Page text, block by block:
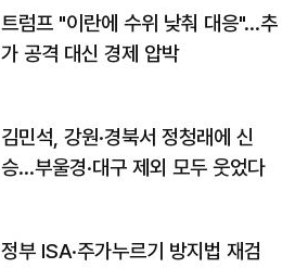
트럼프 "이란에 수위 낮춰 대응"…추
가 공격 대신 경제 압박
김민석, 강원·경북서 정청래에 신
승…부울경·대구 제외 모두 웃었다
정부 ISA·주가누르기 방지법 재검